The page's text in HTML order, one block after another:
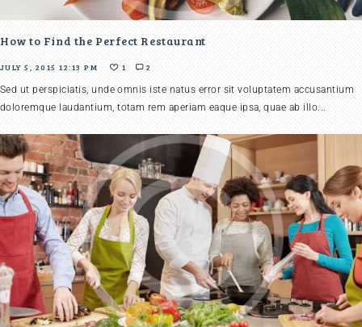
How to Find the Perfect Restaurant
JULY 5, 2015 12:13 PM 1
2
Sed ut perspiciatis, unde omnis iste natus error sit voluptatem accusantium
doloremque laudantium, totam rem aperiam eaque ipsa, quae ab illo...